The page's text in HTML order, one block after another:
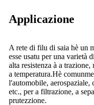
Applicazione
A rete di filu di saia hè un
esse usatu per una varietà
alta resistenza à a trazione,
a temperatura.Hè
l'automobile,
etc., per a filtrazione, a
prutezzione.